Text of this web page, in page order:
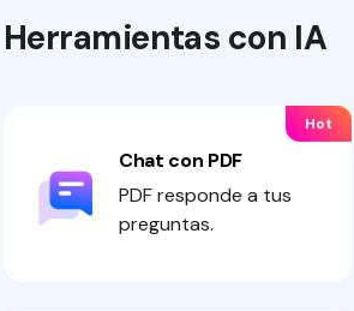
Herramientas con IA
Chat con PDF
PDF responde a tus
preguntas.
Hot